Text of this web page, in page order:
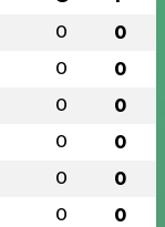
0 0
0 0
0 0
0 0
0 0
0 0